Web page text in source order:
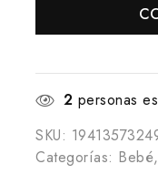
2 personas
SKU:
Categorías: Bebé,